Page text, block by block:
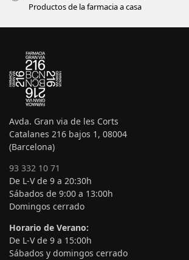
Productos de la farmacia a casa
Avda. Gran via de les Corts
Catalanes 216 bajos 1, 08004
(Barcelona)
93 332 10 71
De L-V de 9 a 20:30h
Sábados de 9:00 a 13:00h
Domingos cerrado
Horario de Verano:
De L-V de 9 a 15:00h
Sábados y domingos cerrado